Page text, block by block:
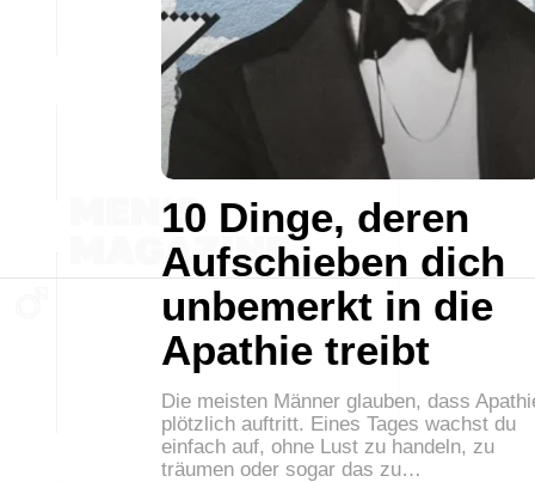
10 Dinge, deren
Aufschieben dich
unbemerkt in die
Apathie treibt
Die meisten Männer glauben, dass
plötzlich auftritt. Eines Tages wachst du
einfach auf, ohne Lust zu handeln, zu
träumen oder sogar das zu…